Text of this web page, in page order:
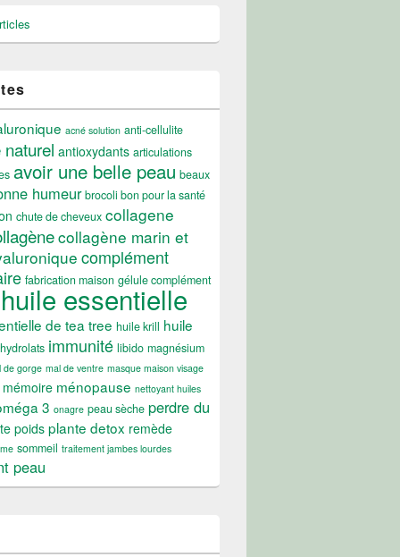
?
acné solution anti-cellulite
antioxydants articulations
avoir une belle peau beaux
humeur brocoli bon pour la santé
chute de cheveux collagene
collagène marin et
complément
fabrication maison gélule complément
huile essentielle
de tea tree huile krill huile
hydrolats immunité libido magnésium
de gorge mal de ventre masque maison visage
mémoire ménopause nettoyant huiles
3 onagre peau sèche perdre du
poidsplante detox remède
sommeil traitement jambes lourdes
peau